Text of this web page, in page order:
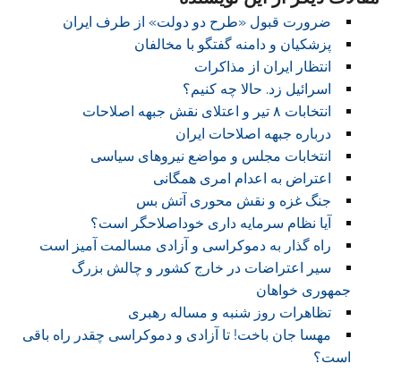
ضرورت قبول «طرح دو دولت» از طرف ایران
پزشکیان و دامنه گفتگو با مخالفان
انتظار ایران از مذاکرات
اسرائیل زد. حالا چه کنیم؟
انتخابات ۸ تیر و اعتلای نقش جبهه اصلاحات
درباره جبهه اصلاحات ایران
انتخابات مجلس و مواضع نیروهای سیاسی
اعتراض به اعدام امری همگانی
جنگ غزه و نقش محوری آتش بس
آیا نظام سرمایه داری خوداصلاحگر است؟
راه گذار به دموکراسی و آزادی مسالمت آمیز است
سیر اعتراضات در خارج کشور و چالش بزرگ
جمهوری خواهان
تظاهرات روز شنبه و مساله رهبری
مهسا جان باخت! تا آزادی و دموکراسی چقدر راه باقی
است؟